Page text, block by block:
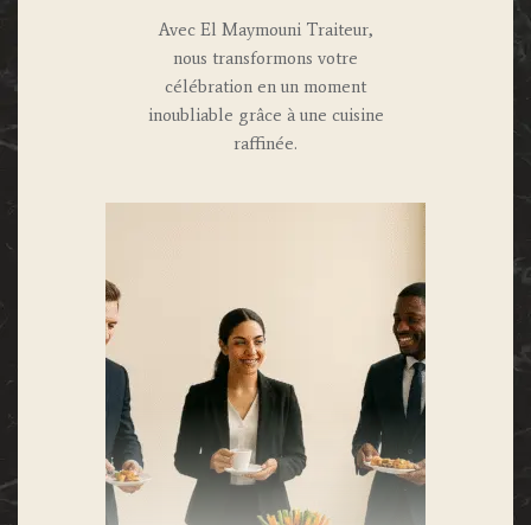
Avec El Maymouni Traiteur,
nous transformons votre
célébration en un moment
inoubliable grâce à une cuisine
raffinée.